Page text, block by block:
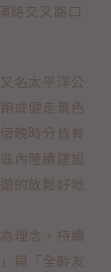
路交叉路口
名太平洋公
或健走景色
晚時分皆有
內陸續建設
的放鬆好地
理念，持續
與「全齡友